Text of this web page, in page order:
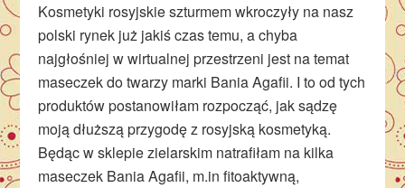
Kosmetyki rosyjskie szturmem wkroczyły na nasz
polski rynek już jakiś czas temu, a chyba
najgłośniej w wirtualnej przestrzeni jest na temat
maseczek do twarzy marki Bania Agafii. I to od tych
produktów postanowiłam rozpocząć, jak sądzę
moją dłuższą przygodę z rosyjską kosmetyką.
Będąc w sklepie zielarskim natrafiłam na kilka
maseczek Bania Agafii, m.in fitoaktywną,